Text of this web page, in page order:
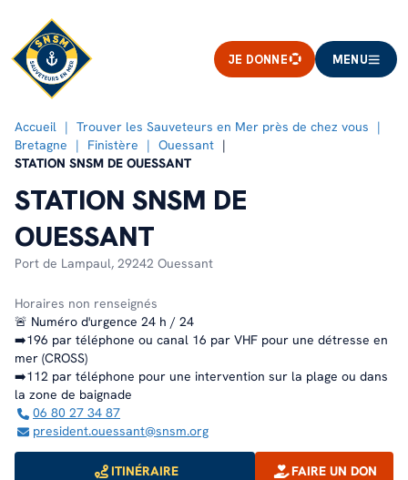
JE DONNE MENU
Accueil
Trouver les Sauveteurs en Mer près de chez vous
Bretagne
Finistère
Ouessant
STATION SNSM DE OUESSANT
STATION SNSM DE
OUESSANT
Port de Lampaul, 29242 Ouessant
Horaires non renseignés
🚨 Numéro d'urgence 24 h / 24
➡️196 par téléphone ou canal 16 par VHF pour une détresse en
mer (CROSS)
➡️112 par téléphone pour une intervention sur la plage ou dans
la zone de baignade
06 80 27 34 87
president.ouessant@snsm.org
ITINÉRAIRE FAIRE UN DON